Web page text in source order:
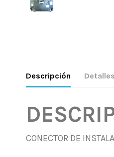
Descripción
CONECTOR DE